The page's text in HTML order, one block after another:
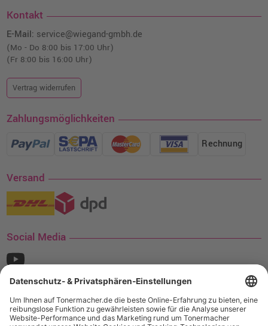
Kontakt
E-Mail: service@wiegand-gmbh.de
(Mo - Do 8:00 bis 17:00 Uhr)
(Fr 8:00 bis 16:00 Uhr)
Vertrag widerrufen
Zahlungsmöglichkeiten
Rechnung
Versand
Social Media
¹ Nur gültig für den Versand innerhalb Deutschlands. Befindet sich ein Warenwert
von mindestens 35€ (inkl. Mwst.) an Ampertec Artikeln in Ihrem Warenkorb, ist der
Versand für Sie kostenfrei.